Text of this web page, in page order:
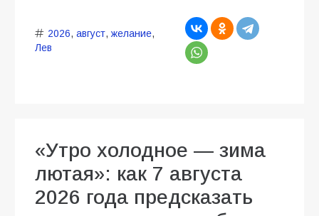
2026, август, желание,
Лев
«Утро холодное — зима
лютая»: как 7 августа
2026 года предсказать